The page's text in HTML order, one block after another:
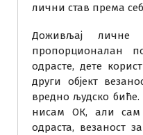
лични став према
Доживљај личне
пропорционалан
одрасте, дете
други објект
вредно људско биће.
нисам ОК, али сам
одраста, везаност